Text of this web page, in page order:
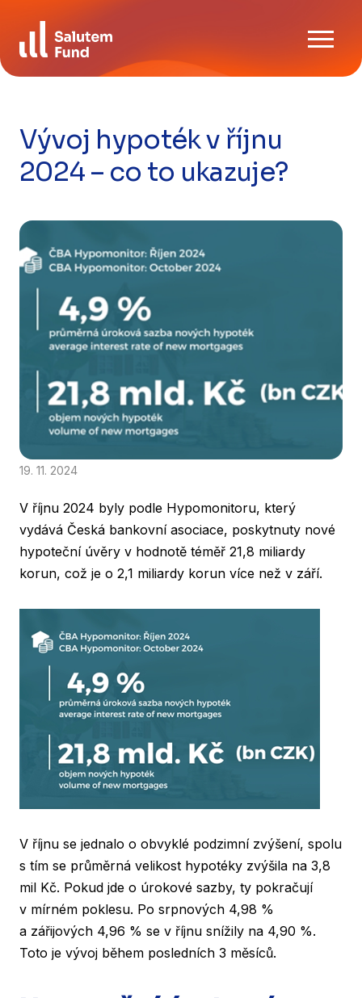
content
FAQ
Kontaktujte nás
CZ EN
Vývoj hypoték v říjnu
2024 – co to ukazuje?
19. 11. 2024
V říjnu 2024 byly podle Hypomonitoru, který
vydává Česká bankovní asociace, poskytnuty nové
hypoteční úvěry v hodnotě téměř 21,8 miliardy
korun, což je o 2,1 miliardy korun více než v září.
V říjnu se jednalo o obvyklé podzimní zvýšení, spolu
s tím se průměrná velikost hypotéky zvýšila na 3,8
mil Kč. Pokud jde o úrokové sazby, ty pokračují
v mírném poklesu. Po srpnových 4,98 %
a zářijových 4,96 % se v říjnu snížily na 4,90 %.
Toto je vývoj během posledních 3 měsíců.